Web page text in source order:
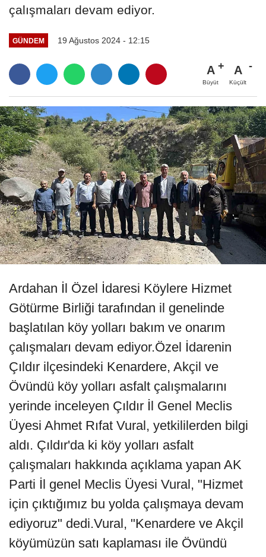
çalışmaları devam ediyor.
GÜNDEM 19 Ağustos 2024 - 12:15
A
Büyüt
A
Küçült
Ardahan İl Özel İdaresi Köylere Hizmet
Götürme Birliği tarafından il genelinde
başlatılan köy yolları bakım ve onarım
çalışmaları devam ediyor.Özel İdarenin
Çıldır ilçesindeki Kenardere, Akçil ve
Övündü köy yolları asfalt çalışmalarını
yerinde inceleyen Çıldır İl Genel Meclis
Üyesi Ahmet Rıfat Vural, yetkililerden bilgi
aldı. Çıldır'da ki köy yolları asfalt
çalışmaları hakkında açıklama yapan AK
Parti İl genel Meclis Üyesi Vural, "Hizmet
için çıktığımız bu yolda çalışmaya devam
ediyoruz" dedi.Vural, "Kenardere ve Akçil
köyümüzün satı kaplaması ile Övündü